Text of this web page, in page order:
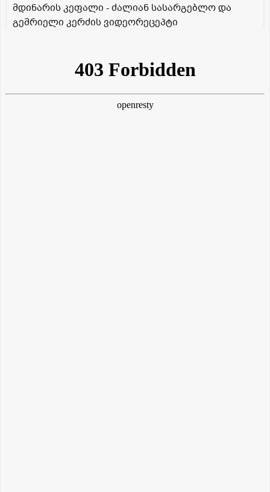
მდინარის კეფალი - ძალიან სასარგებლო და
გემრიელი კერძის ვიდეორეცეპტი